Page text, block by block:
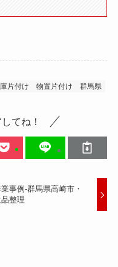
片付け 物置片付け 群馬県
てね！
事例-群馬県高崎市・
整理